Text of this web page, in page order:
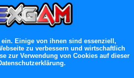
online
ein. Einige von ihnen sind essenziell,
zu verbessern und wirtschaftlich
zur Verwendung von Cookies auf dieser